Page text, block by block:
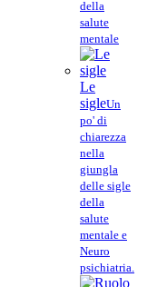
della
salute
mentale
Le
sigleUn
po' di
chiarezza
nella
giungla
delle sigle
della
salute
mentale e
Neuro
psichiatria.